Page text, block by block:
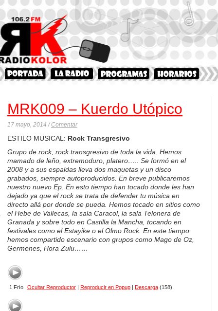
MRK009 – Kuerdo Utópico
17 mayo, 2014 /Comentar
ESTILO MUSICAL: Rock Transgresivo
Grupo de rock, rock transgresivo de toda la vida. Hemos
mamado de leño, extremoduro, platero….. Se formó en el
2008 y a sus espaldas lleva dos maquetas y un disco
grabados, siempre autoproducidos. En breve publicaremos
nuestro nuevo Ep. En esto tiempo han tocado donde les han
dejado ya que el rock se trata de defender tu música en
directo allá por donde se pueda. Hemos tocado en sitios como
el Hebe de Vallecas, la sala Caracol, la sala Telonera de
Granada y sobre todo en Castilla la Mancha, tocando en
festivales como el Estayike o el Olmo Rock. En este tiempo
hemos compartido escenario con grupos como Mago de Oz,
Germenes, Hora Zulu……
1 Frío Ocultar Reproductor| Reproducir en Popup| Descarga(158)